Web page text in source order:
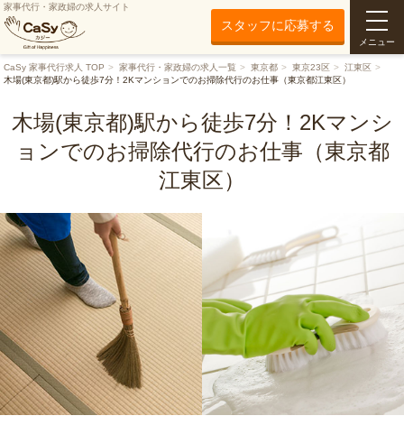
家事代行・家政婦の求人サイト
スタッフに応募する
メニュー
CaSy 家事代行求人 TOP 家事代行・家政婦の求人一覧 東京都 東京23区
江東区
木場(東京都)駅から徒歩7分！2Kマンションでのお掃除代行のお仕事（東京都江東区）
木場(東京都)駅から徒歩7分！2Kマンシ
ョンでのお掃除代行のお仕事（東京都
江東区）